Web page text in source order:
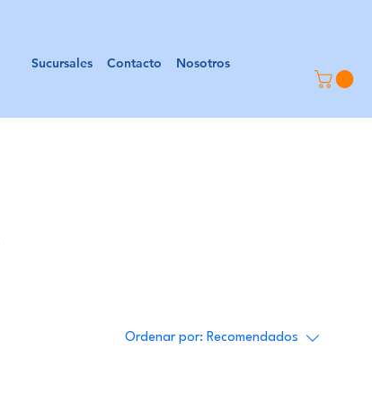
Sucursales Contacto Nosotros
Ordenar por: Recomendados